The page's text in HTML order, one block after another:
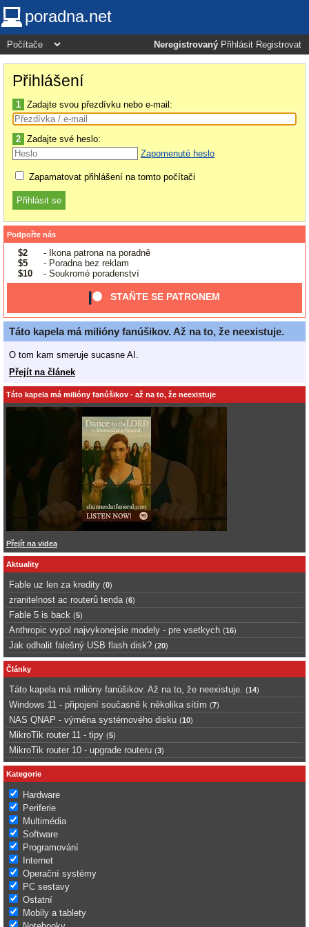
poradna.net
Neregistrovaný Přihlásit Registrovat
Přihlášení
1 Zadajte svou přezdívku nebo e-mail:
2 Zadajte své heslo:
Zapomenuté heslo
Zapamatovat přihlášení na tomto počítači
Podpořte nás
$2
- Ikona patrona na poradně
$5
- Poradna bez reklam
$10
- Soukromé poradenství
STAŇTE SE PATRONEM
Táto kapela má milióny fanúšikov. Až na to, že neexistuje.
O tom kam smeruje sucasne AI.
Přejít na článek
Táto kapela má milióny fanúšikov - až na to, že neexistuje
Přejít na videa
Aktuality
Fable uz len za kredity (0)
zranitelnost ac routerů tenda (6)
Fable 5 is back (5)
Anthropic vypol najvykonejsie modely - pre vsetkych (16)
Jak odhalit falešný USB flash disk? (20)
Články
Táto kapela má milióny fanúšikov. Až na to, že neexistuje. (14)
Windows 11 - připojení současně k několika sítím (7)
NAS QNAP - výměna systémového disku (10)
MikroTik router 11 - tipy (5)
MikroTik router 10 - upgrade routeru (3)
Kategorie
Hardware
Periferie
Multimédia
Software
Programování
Internet
Operační systémy
PC sestavy
Ostatní
Mobily a tablety